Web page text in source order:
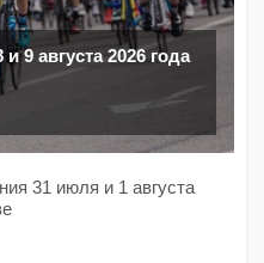
9 августа 2026 года
31 июля и 1 августа